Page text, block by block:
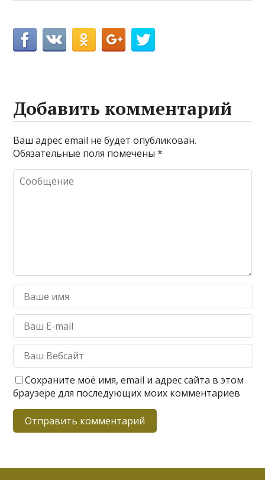
Добавить комментарий
Ваш адрес email не будет опубликован.
Обязательные поля помечены*
Сохраните моё имя, email и адрес сайта в этом
браузере для последующих моих комментариев